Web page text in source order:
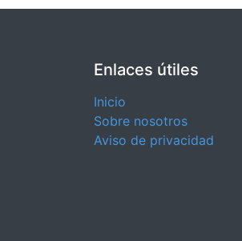
Enlaces útiles
Inicio
Sobre nosotros
Aviso de privacidad